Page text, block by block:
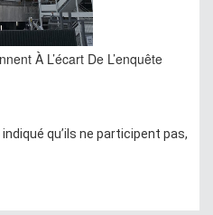
À L’écart De L’enquête
qu’ils ne participent pas,